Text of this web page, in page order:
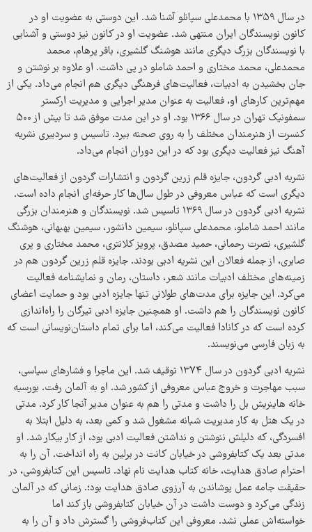
در سال ۱۳۵۹ با محمدعلی سپانلو آشنا شد. این دوستی به عضویت او در
کانون نویسندگان ایران منتهی شد. عضویت او در کانون نیز دوستی و آشنایی
با نویسندگان بزرگ دیگری مانند هوشنگ گلشیری، باقر پرهام، محمد
محمدعلی، محمد مختاری و احمد شاملو در پی داشت. او علاوه بر نوشتن و
جان بخشیدن به ادبیات، فعالیت‌های فرهنگی دیگری هم انجام می‌داد. یکی از
مهم‌ترین کارهای او، فعالیت به عنوان مدیر اجرایی و مدیریت ارکستر
سمفونیک تهران در سال ۱۳۶۶ بود. او در این مدت موفق شد تا بیش از ۵۰۰
کنسرت از هنرمندان مختلف را به روی صحنه ببرد. تاسیس و سردبیری نشریه
آهنگ نیز فعالیت دیگری بود که در این دوران انجام می‌داد.
نشریه ادبی گردون، جایزه قلم زرین گردون و انتشارات گردون از فعالیت‌های
دیگری است که عباس معروفی در طول سال‌ها کار حرفه‌ای انجام داده است.
نشریه ادبی گردون در سال ۱۳۶۹ تاسیس شد. نویسندگان و هنرمندان بزرگی
مانند احمد شاملو، محمدعلی سپانلو، سیمین دانشور، سیمین بهبهانی، هوشنگ
گلشیری، نصرت رحمانی، حمید مصدق، پرویز کلانتری، محمد مختاری و پری
صابری، از جمله فعالان این نشریه ادبی بودند. جایزه قلم زرین گردون هم در
زمینه‌های مختلف ادبیات مانند شعر، داستان، رمان و نمایشنامه فعالیت
می‌کرد. این جایزه برای مدت‌های طولانی تنها جایزه ادبی بود و حمایت اعضای
کانون نویسندگان را هم داشت. او همچنین جایزه ادبی تیرگان را راه‌اندازی
کرده است که در کانادا فعالیت می‌کند، اما برای تمام داستان‌نویسانی است که
به زبان فارسی می‌نویسند.
نشریه ادبی گردون در سال ۱۳۷۴ توقیف شد. این ماجرا و فشارهای سیاسی،
سبب مهاجرت و خروج عباس معروفی از کشور شد. او به آلمان رفت. بورسیه
خانه هاینریش بل را داشت و مدتی را هم به عنوان مدیر آنجا کار کرد. مدتی
در یک هتل به کار مدیریت شبانه مشغول شد و کمی بعد، به دلیل ابتلا به
افسردگی، که دلیلش ننوشتن و نداشتن فعالیت ادبی بود، از کار بیکار شد. او
مدتی بعد یک کتابفروشی در خیابان کانت در برلین به راه انداخت. آن را به
احترام صادق هدایت، خانه کتاب هدایت نام نهاد. تاسیس این کتابفروشی، در
حقیقت جامه عمل پوشاندن به آرزوی صادق هدایت بود؛. زمانی که در آلمان
زندگی می‌کرد و دوست داشت در آن خیابان کتابفروشی باز کند اما
خواسته‌اش عملی نشد. معروفی این کتاب‌فروشی را گسترش داد و آن را به